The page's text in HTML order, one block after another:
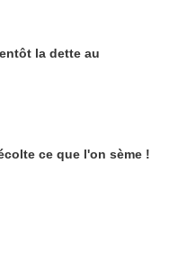
la dette au
ce que l'on sème !